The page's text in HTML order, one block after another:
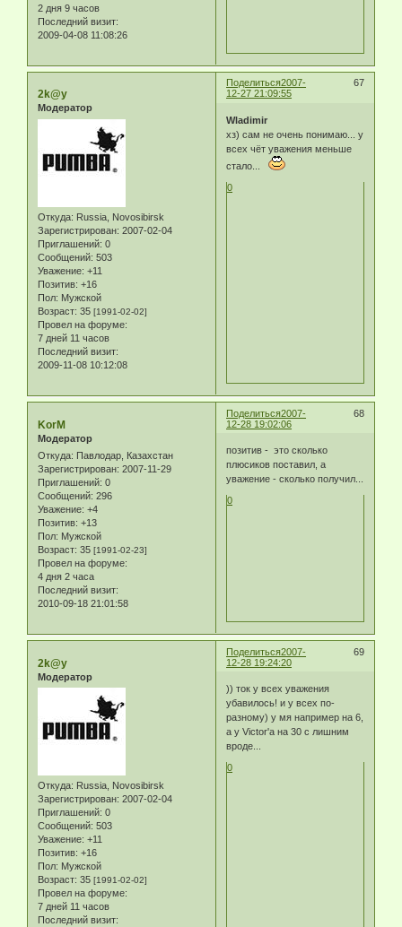
2 дня 9 часов
Последний визит:
2009-04-08 11:08:26
Поделиться 67
2007-
12-27 21:09:55
2k@y
Модератор
Откуда: Russia, Novosibirsk
Зарегистрирован: 2007-02-04
Приглашений: 0
Сообщений: 503
Уважение: +11
Позитив: +16
Пол: Мужской
Возраст: 35 [1991-02-02]
Провел на форуме:
7 дней 11 часов
Последний визит:
2009-11-08 10:12:08
Wladimir
хз) сам не очень понимаю... у
всех чёт уважения меньше
стало...
0
Поделиться 68
2007-
12-28 19:02:06
KorM
Модератор
Откуда: Павлодар, Казахстан
Зарегистрирован: 2007-11-29
Приглашений: 0
Сообщений: 296
Уважение: +4
Позитив: +13
Пол: Мужской
Возраст: 35 [1991-02-23]
Провел на форуме:
4 дня 2 часа
Последний визит:
2010-09-18 21:01:58
позитив - это сколько
плюсиков поставил, а
уважение - сколько получил...
0
Поделиться 69
2007-
12-28 19:24:20
2k@y
Модератор
Откуда: Russia, Novosibirsk
Зарегистрирован: 2007-02-04
Приглашений: 0
Сообщений: 503
Уважение: +11
Позитив: +16
Пол: Мужской
Возраст: 35 [1991-02-02]
Провел на форуме:
7 дней 11 часов
Последний визит:
)) ток у всех уважения
убавилось! и у всех по-
разному) у мя например на 6,
а у Victor'a на 30 с лишним
вроде...
0